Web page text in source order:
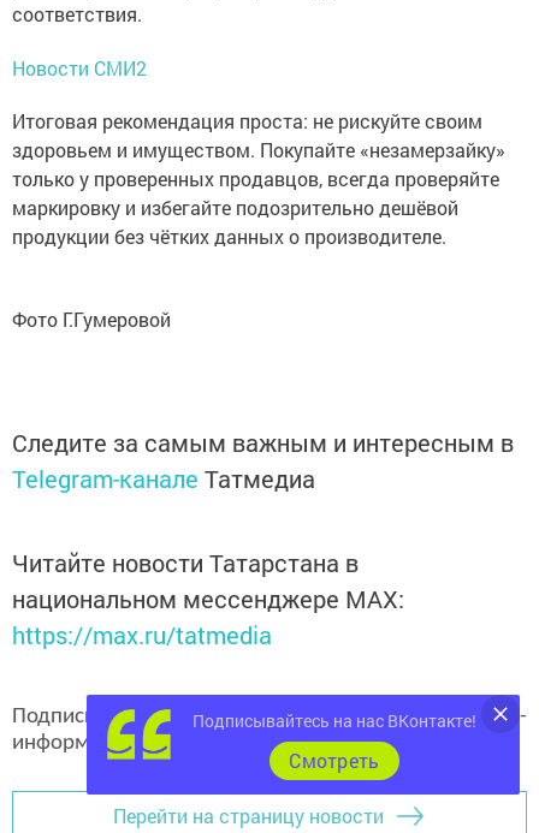
соответствия.
Новости СМИ2
Итоговая рекомендация проста: не рискуйте своим
здоровьем и имуществом. Покупайте «незамерзайку»
только у проверенных продавцов, всегда проверяйте
маркировку и избегайте подозрительно дешёвой
продукции без чётких данных о производителе.
Фото Г.Гумеровой
Следите за самым важным и интересным в
Telegram-канале Татмедиа
Читайте новости Татарстана в
национальном мессенджере MАХ:
https://max.ru/tatmedia
Подписывайтесь на нашканал MAX«Чистополь-
информ»
Перейти на страницу новости
Подписывайтесь на нас ВКонтакте!
Cмотреть